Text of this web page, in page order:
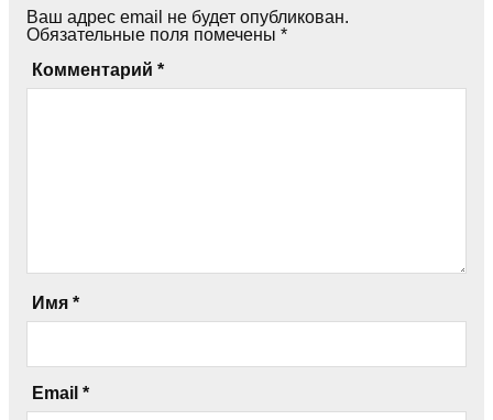
Ваш адрес email не будет опубликован.
Обязательные поля помечены *
Комментарий *
Имя *
Email *